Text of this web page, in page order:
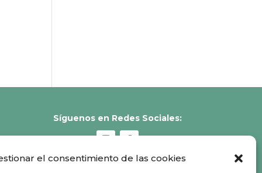
el consentimiento de las cookies
Síguenos en Redes Sociales: